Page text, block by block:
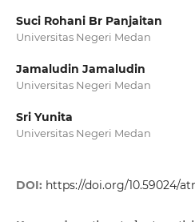
Suci Rohani Br Panjaitan
Universitas Negeri Medan
Jamaludin Jamaludin
Universitas Negeri Medan
Sri Yunita
Universitas Negeri Medan
DOI: https://doi.org/10.59024/